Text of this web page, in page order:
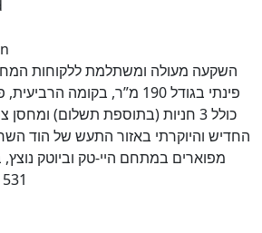
השקעה מעולה ומשתלמת ללקוחות
פינתי בגודל 190 מ”ר, בקומה
כולל 3 חניות (בתוספת תשלום)
החדיש והיוקרתי באזור התעש של הוד
531 ו-6.,מספר הנכס 3062